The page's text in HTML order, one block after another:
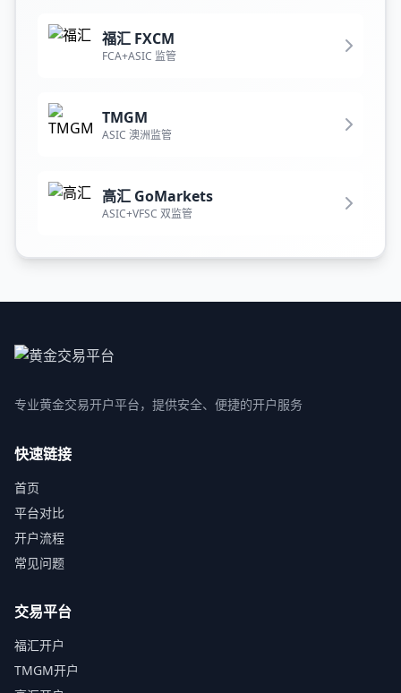
福汇 FXCM
FCA+ASIC 监管
TMGM
ASIC 澳洲监管
高汇 GoMarkets
ASIC+VFSC 双监管
专业黄金交易开户平台，提供安全、便捷的开户服务
快速链接
首页
平台对比
开户流程
常见问题
交易平台
福汇开户
TMGM开户